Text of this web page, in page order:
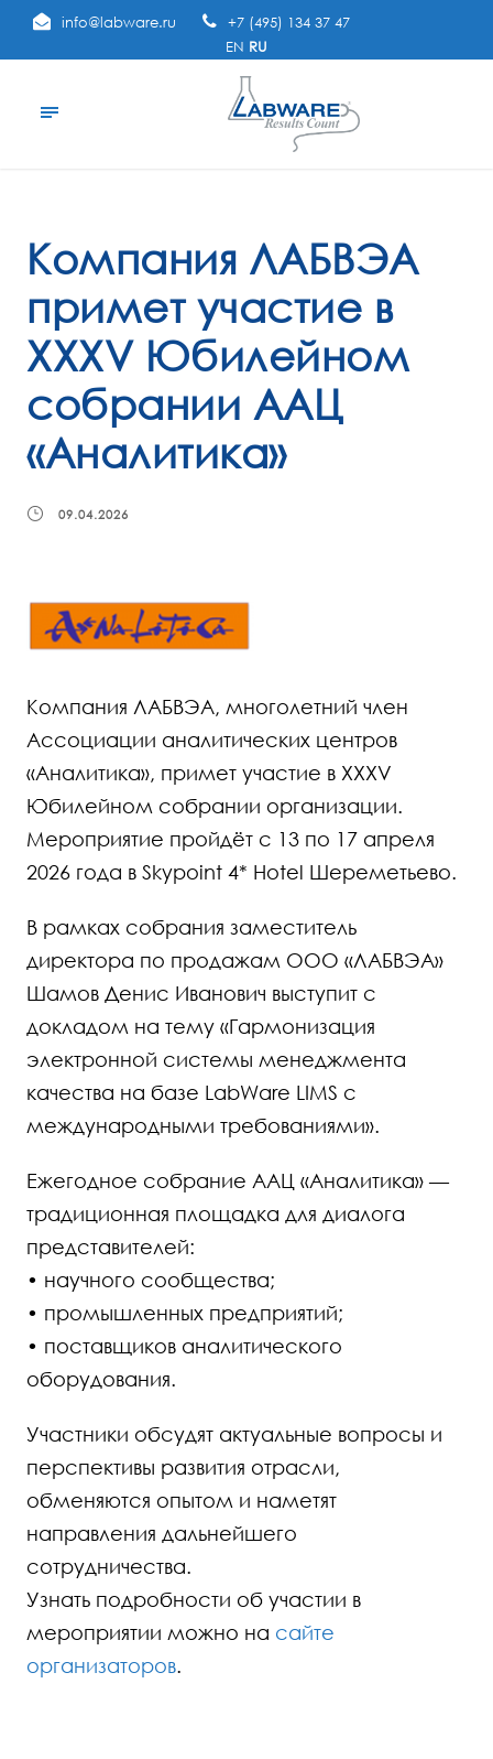
info@labware.ru
+7 (495) 134 37 47
EN RU
Компания ЛАБВЭА
примет участие в
XXXV Юбилейном
собрании ААЦ
«Аналитика»
09.04.2026
Компания ЛАБВЭА, многолетний член
Ассоциации аналитических центров
«Аналитика», примет участие в XXXV
Юбилейном собрании организации.
Мероприятие пройдёт с 13 по 17 апреля
2026 года в Skypoint 4* Hotel Шереметьево.
В рамках собрания заместитель
директора по продажам ООО «ЛАБВЭА»
Шамов Денис Иванович выступит с
докладом на тему «Гармонизация
электронной системы менеджмента
качества на базе LabWare LIMS с
международными требованиями».
Ежегодное собрание ААЦ «Аналитика» —
традиционная площадка для диалога
представителей:
• научного сообщества;
• промышленных предприятий;
• поставщиков аналитического
оборудования.
Участники обсудят актуальные вопросы и
перспективы развития отрасли,
обменяются опытом и наметят
направления дальнейшего
сотрудничества.
Узнать подробности об участии в
мероприятии можно на сайте
организаторов.